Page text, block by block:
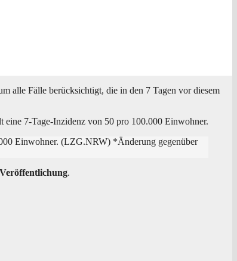
alle Fäl­le berück­sich­tigt, die in den 7 Tagen vor die­sem
7‑Ta­ge-Inzi­denz von 50 pro 100.000 Einwohner.
Ein­woh­ner. (LZG.NRW) *Ände­rung gegen­über
.